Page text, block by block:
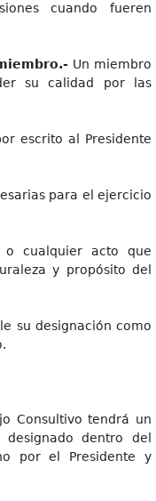
cuando fueren
Un miembro
su calidad por las
escrito al Presidente
para el ejercicio
o cualquier acto que
y propósito del
su designación como
Consultivo tendrá un
dentro del
por el Presidente y